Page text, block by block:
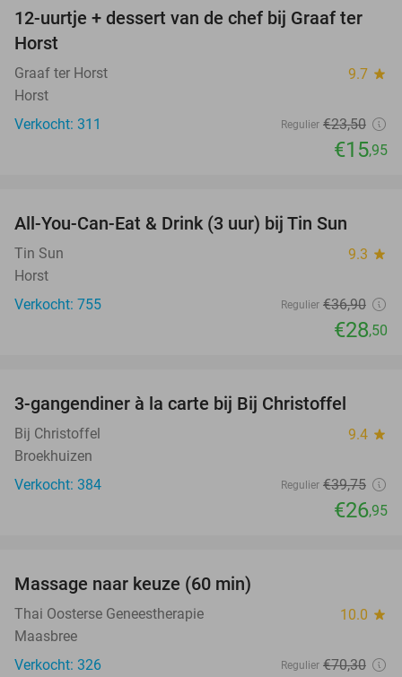
32%
12-uurtje + dessert van de chef bij Graaf ter
Horst
Graaf ter Horst 9.7 star
Horst
Verkocht: 311
Regulier €23,50
€15,95
All-You-Can-Eat & Drink (3 uur) bij Tin Sun
Tin Sun 9.3 star
Horst
Verkocht: 755
Regulier €36,90
€28,50
3-gangendiner à la carte bij Bij Christoffel
Bij Christoffel 9.4 star
Broekhuizen
Verkocht: 384
Regulier €39,75
€26,95
Massage naar keuze (60 min)
Thai Oosterse Geneestherapie 10.0 star
Maasbree
Verkocht: 326
Regulier €70,30